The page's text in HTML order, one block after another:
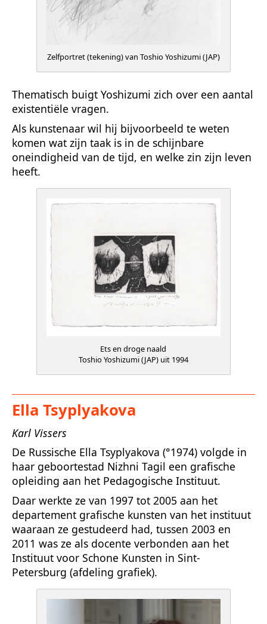
Zelfportret (tekening) van Toshio Yoshizumi (JAP)
Thematisch buigt Yoshizumi zich over een aantal
existentiële vragen.
Als kunstenaar wil hij bijvoorbeeld te weten
komen wat zijn taak is in de schijnbare
oneindigheid van de tijd, en welke zin zijn leven
heeft.
Ets en droge naald
Toshio Yoshizumi (JAP) uit 1994
Ella Tsyplyakova
Karl Vissers
De Russische Ella Tsyplyakova (°1974) volgde in
haar geboortestad Nizhni Tagil een grafische
opleiding aan het Pedagogische Instituut.
Daar werkte ze van 1997 tot 2005 aan het
departement grafische kunsten van het instituut
waaraan ze gestudeerd had, tussen 2003 en
2011 was ze als docente verbonden aan het
Instituut voor Schone Kunsten in Sint-
Petersburg (afdeling grafiek).